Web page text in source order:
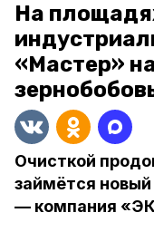
На
«Мастер»
Очисткой
займётся
— компания